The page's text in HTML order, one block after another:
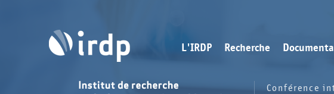
L'IRDP Recherche
Conférence